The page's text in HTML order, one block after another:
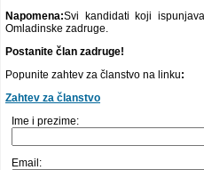
Napomena:Svi kandidati koji
Omladinske zadruge.
Postanite član zadruge!
Popunite zahtev za članstvo na linku:
Zahtev za članstvo
Ime i prezime:
Email: